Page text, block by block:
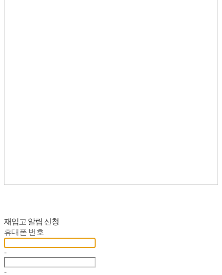
재입고 알림 신청
휴대폰 번호
-
-